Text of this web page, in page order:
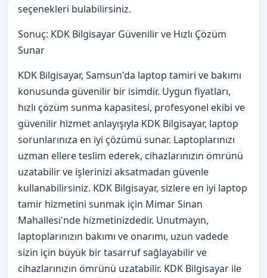
seçenekleri bulabilirsiniz.
Sonuç: KDK Bilgisayar Güvenilir ve Hızlı Çözüm
Sunar
KDK Bilgisayar, Samsun'da laptop tamiri ve bakımı
konusunda güvenilir bir isimdir. Uygun fiyatları,
hızlı çözüm sunma kapasitesi, profesyonel ekibi ve
güvenilir hizmet anlayışıyla KDK Bilgisayar, laptop
sorunlarınıza en iyi çözümü sunar. Laptoplarınızı
uzman ellere teslim ederek, cihazlarınızın ömrünü
uzatabilir ve işlerinizi aksatmadan güvenle
kullanabilirsiniz. KDK Bilgisayar, sizlere en iyi laptop
tamir hizmetini sunmak için Mimar Sinan
Mahallesi'nde hizmetinizdedir. Unutmayın,
laptoplarınızın bakımı ve onarımı, uzun vadede
sizin için büyük bir tasarruf sağlayabilir ve
cihazlarınızın ömrünü uzatabilir. KDK Bilgisayar ile